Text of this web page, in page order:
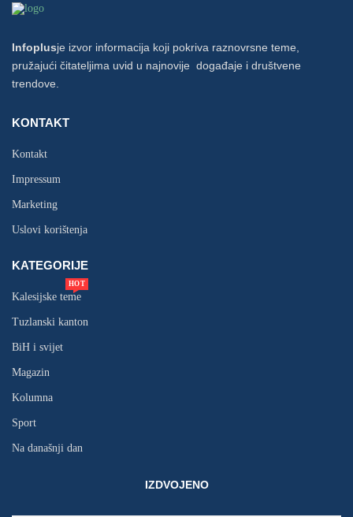
Infoplusje izvor informacija koji pokriva raznovrsne teme,
pružajući čitateljima uvid u najnovije događaje i društvene
trendove.
KONTAKT
Kontakt
Impressum
Marketing
Uslovi korištenja
KATEGORIJE
Kalesijske teme
HOT
Tuzlanski kanton
BiH i svijet
Magazin
Kolumna
Sport
Na današnji dan
IZDVOJENO